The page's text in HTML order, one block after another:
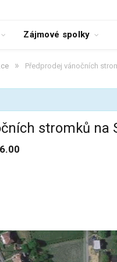
Zájmové spolky
» Předprodej vánočních
stromků na